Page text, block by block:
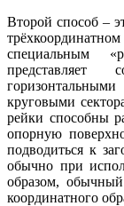
Второй способ –
специальным
представляет
круговыми
рейки способны
опорную
подводиться к
обычно при
образом,
координатного